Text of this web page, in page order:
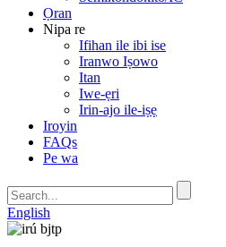
Ọran
Nipa re
Ifihan ile ibi ise
Iranwo Iṣowo
Itan
Iwe-ẹri
Irin-ajo ile-iṣẹ
Iroyin
FAQs
Pe wa
English